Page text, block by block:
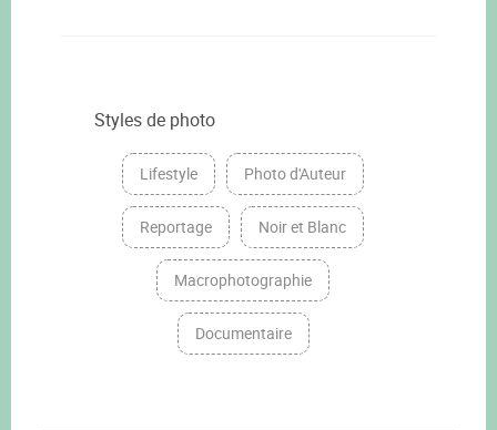
Styles de photo
Lifestyle Photo d'Auteur
Reportage Noir et Blanc
Macrophotographie
Documentaire